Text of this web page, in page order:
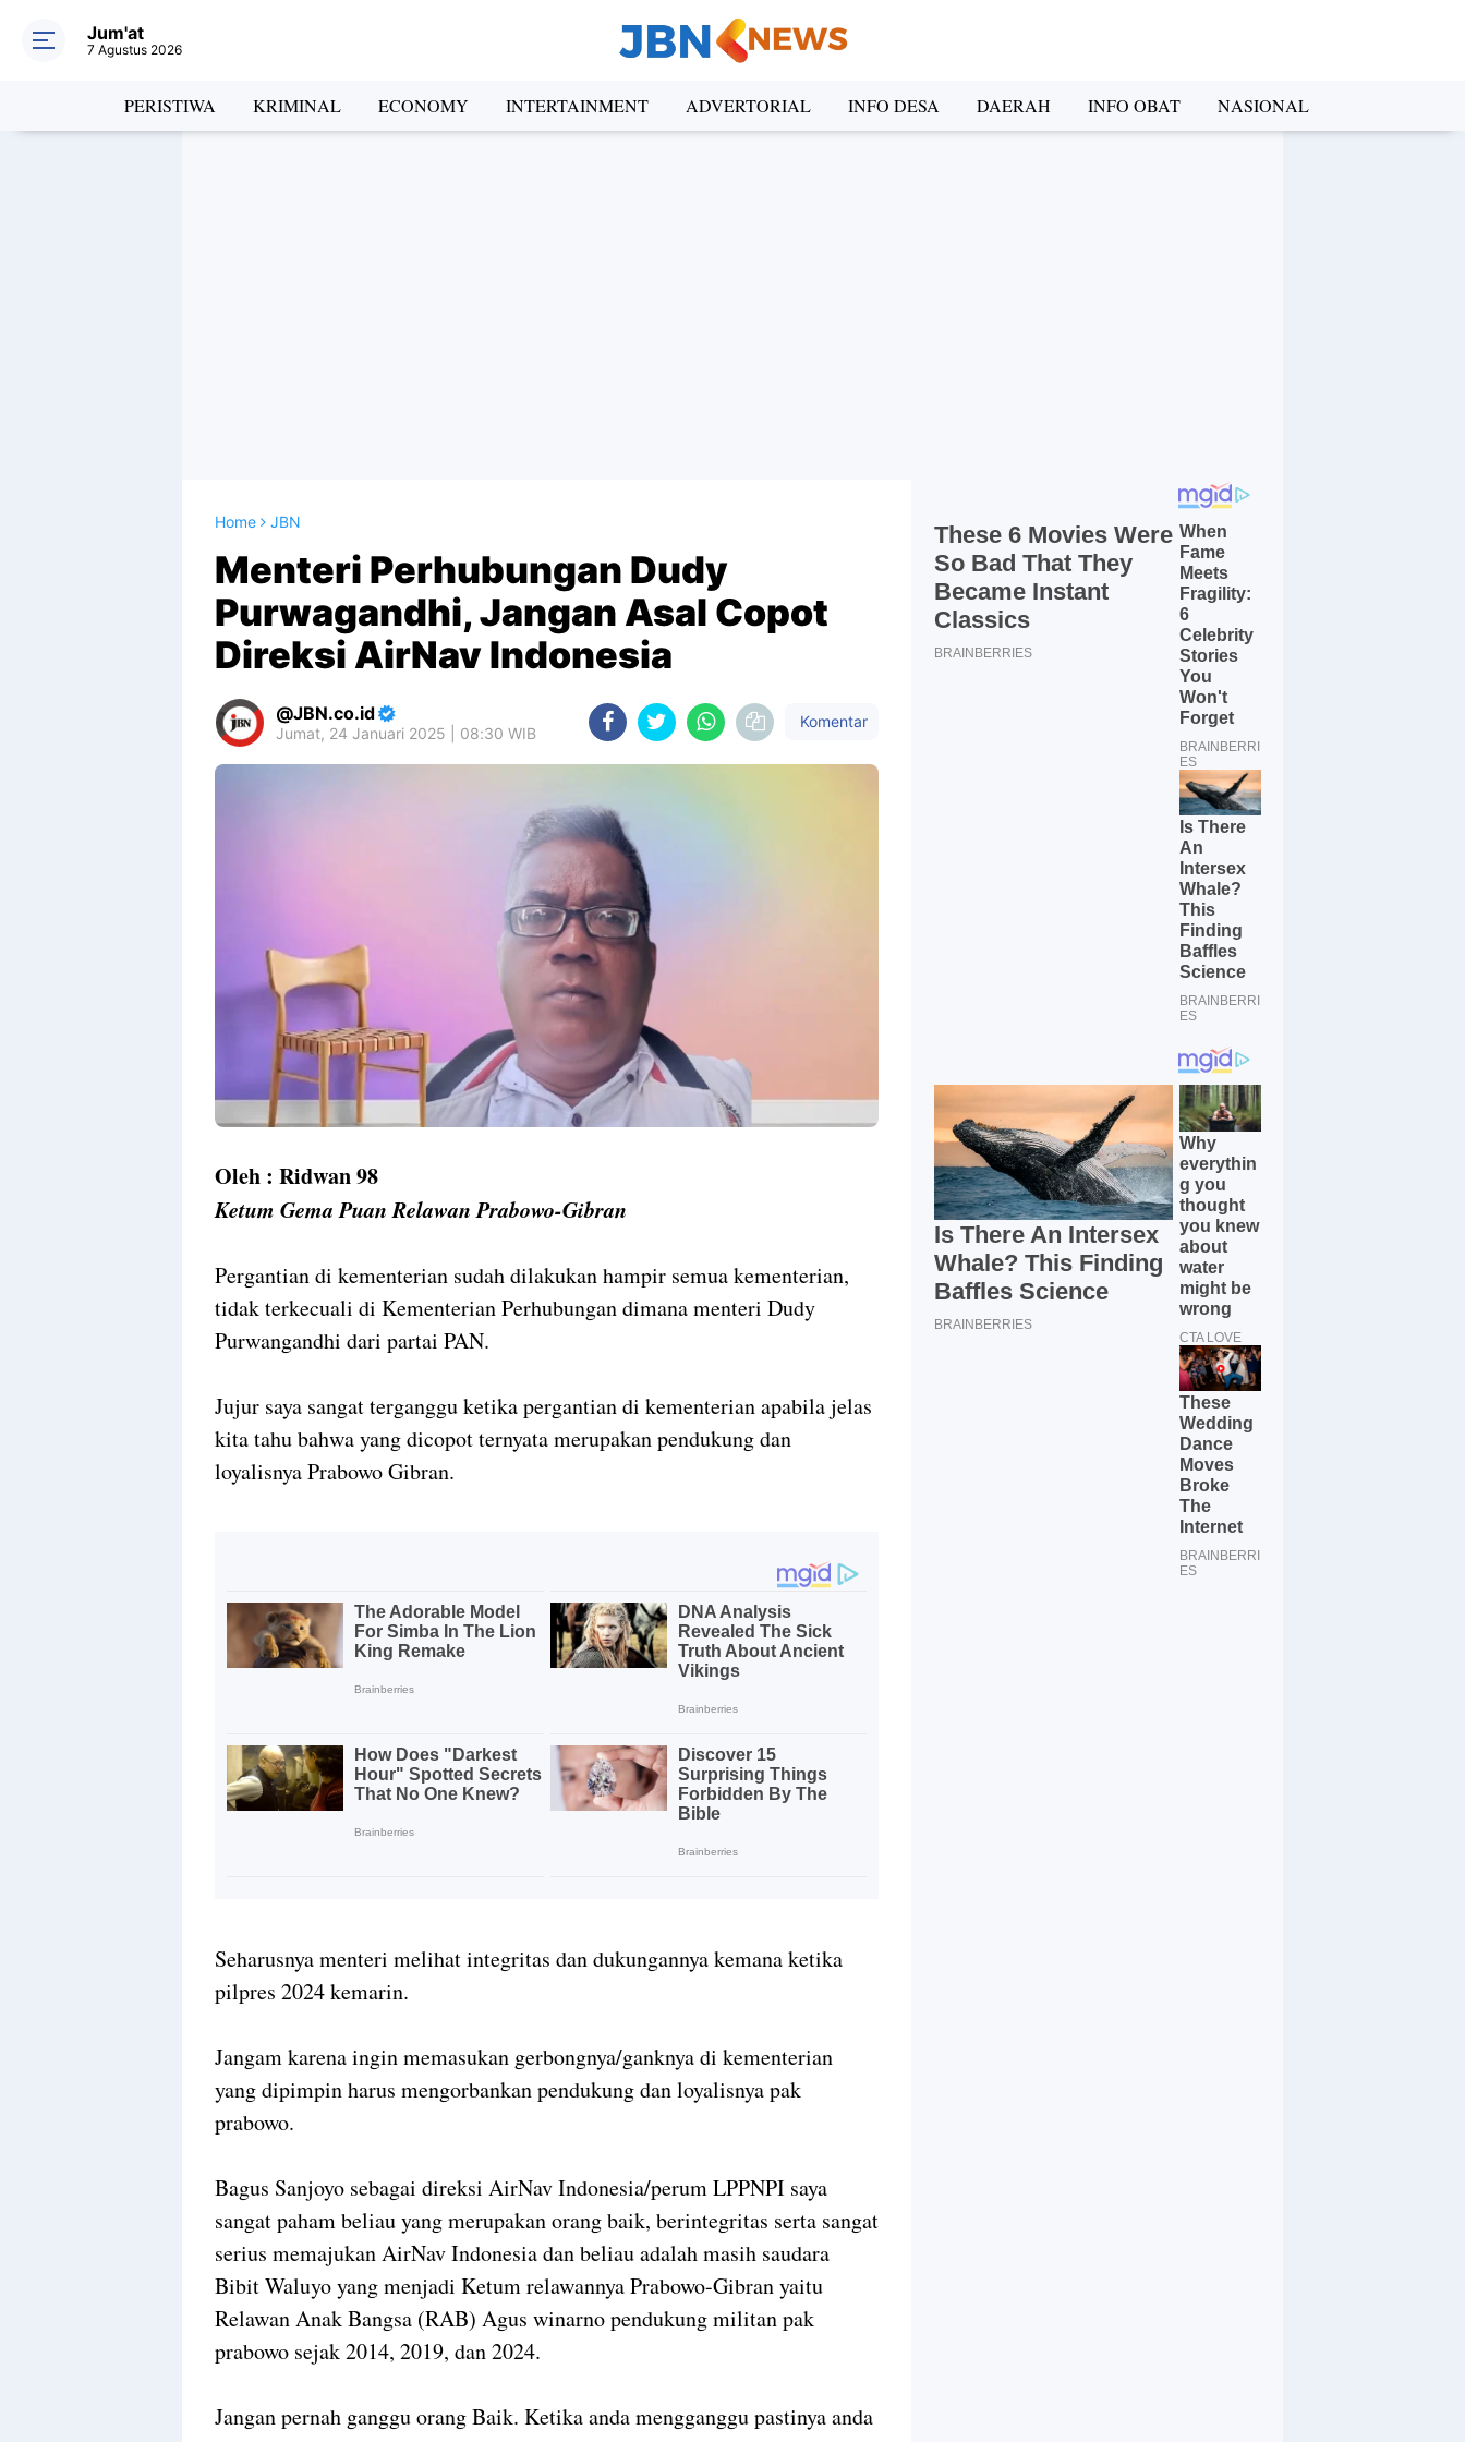
Jum'at
7 Agustus 2026
PERISTIWA KRIMINAL ECONOMY INTERTAINMENT ADVERTORIAL INFO DESA DAERAH INFO OBAT NASIONAL
Home JBN
Menteri Perhubungan Dudy
Purwagandhi, Jangan Asal Copot
Direksi AirNav Indonesia
JBN.co.id
Jumat, 24 Januari 2025 | 08:30 WIB
Komentar
Oleh : Ridwan 98
Ketum Gema Puan Relawan Prabowo-Gibran
Pergantian di kementerian sudah dilakukan hampir semua kementerian,
tidak terkecuali di Kementerian Perhubungan dimana menteri Dudy
Purwangandhi dari partai PAN.
Jujur saya sangat terganggu ketika pergantian di kementerian apabila jelas
kita tahu bahwa yang dicopot ternyata merupakan pendukung dan
loyalisnya Prabowo Gibran.
Seharusnya menteri melihat integritas dan dukungannya kemana ketika
pilpres 2024 kemarin.
Jangam karena ingin memasukan gerbongnya/ganknya di kementerian
yang dipimpin harus mengorbankan pendukung dan loyalisnya pak
prabowo.
Bagus Sanjoyo sebagai direksi AirNav Indonesia/perum LPPNPI saya
sangat paham beliau yang merupakan orang baik, berintegritas serta sangat
serius memajukan AirNav Indonesia dan beliau adalah masih saudara
Bibit Waluyo yang menjadi Ketum relawannya Prabowo-Gibran yaitu
Relawan Anak Bangsa (RAB) Agus winarno pendukung militan pak
prabowo sejak 2014, 2019, dan 2024.
Jangan pernah ganggu orang Baik. Ketika anda mengganggu pastinya anda